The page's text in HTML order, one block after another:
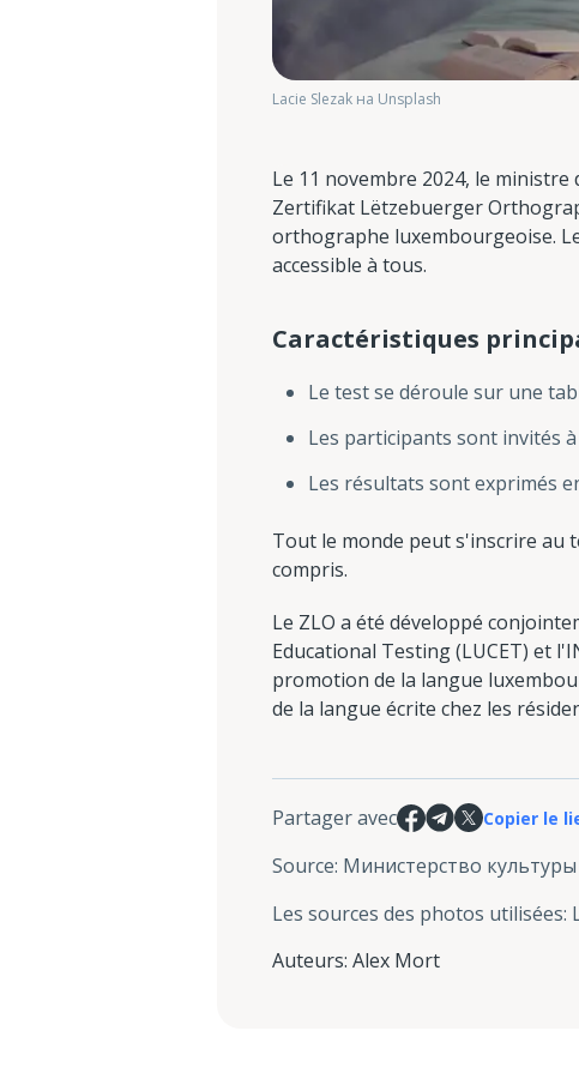
Lacie Slezak на Unsplash
Le 11 novembre 2024, le
Zertifikat Lëtzebuerger
orthographe luxembourgeoise.
accessible à tous.
Caractéristiques
Le test se déroule sur une
Les participants sont invités
Les résultats sont exprimés
Tout le monde peut s'inscrire au
compris.
Le ZLO a été développé
Educational Testing (LUCET) et
promotion de la langue
de la langue écrite chez les
Partager avec Copier le
Source: Министерство
Les sources des photos utilisées:
Auteurs: Alex Mort